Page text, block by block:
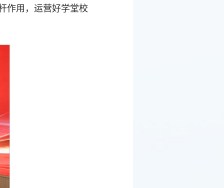
作用，运营好学堂校